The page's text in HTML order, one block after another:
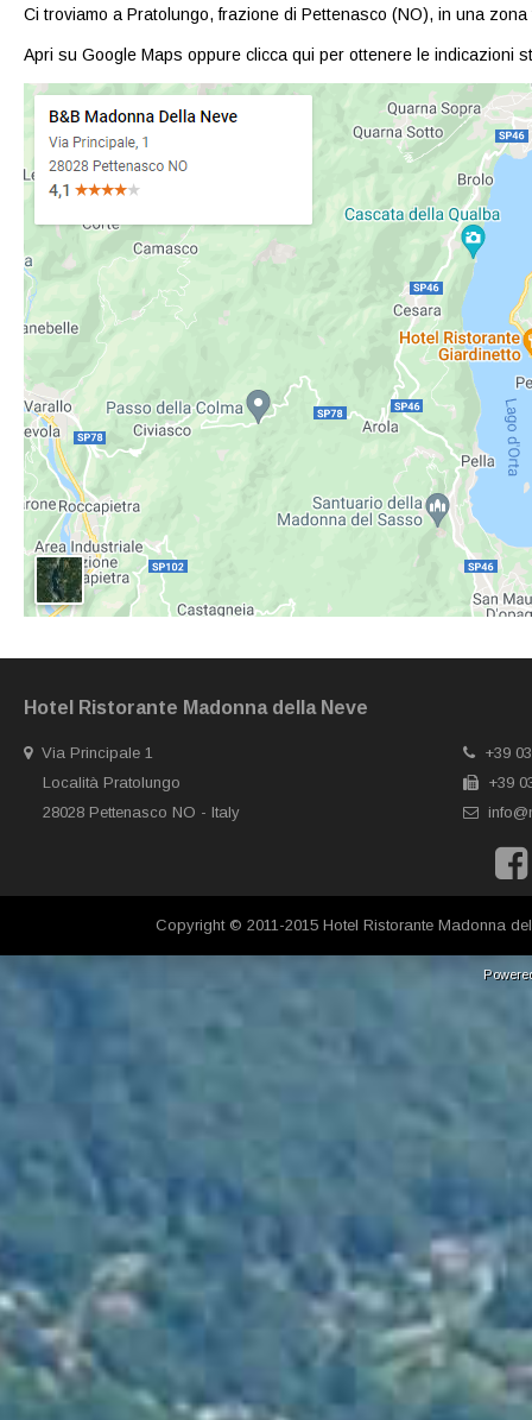
Ci troviamo a Pratolungo, frazione di Pettenasco (NO), in una
Apri su Google Maps oppure clicca qui per ottenere le indicazioni
Hotel Ristorante Madonna della Neve
Via Principale 1
Località Pratolungo
28028 Pettenasco NO - Italy
+39
+39
Copyright © 2011-2015 Hotel Ristorante Madonna